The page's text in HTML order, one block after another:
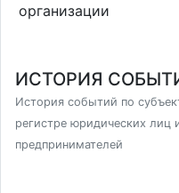
организации
ИСТОРИЯ
История событий по
регистре юридических лиц
предпринимателей